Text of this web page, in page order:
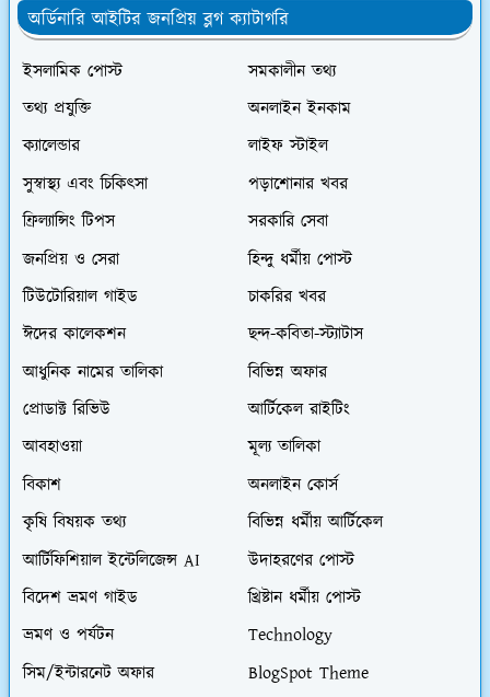
অর্ডিনারি আইটির জনপ্রিয় ব্লগ ক্যাটাগরি
ইসলামিক পোস্ট
সমকালীন তথ্য
তথ্য প্রযুক্তি
অনলাইন ইনকাম
ক্যালেন্ডার
লাইফ স্টাইল
সুস্বাস্থ্য এবং চিকিৎসা
পড়াশোনার খবর
ফ্রিল্যান্সিং টিপস
সরকারি সেবা
জনপ্রিয় ও সেরা
হিন্দু ধর্মীয় পোস্ট
টিউটোরিয়াল গাইড
চাকরির খবর
ঈদের কালেকশন
ছন্দ-কবিতা-স্ট্যাটাস
আধুনিক নামের তালিকা
বিভিন্ন অফার
প্রোডাক্ট রিভিউ
আর্টিকেল রাইটিং
আবহাওয়া
মূল্য তালিকা
বিকাশ
অনলাইন কোর্স
কৃষি বিষয়ক তথ্য
বিভিন্ন ধর্মীয় আর্টিকেল
আর্টিফিশিয়াল ইন্টেলিজেন্স AI
উদাহরণের পোস্ট
বিদেশ ভ্রমণ গাইড
খ্রিষ্টান ধর্মীয় পোস্ট
ভ্রমণ ও পর্যটন
Technology
সিম/ইন্টারনেট অফার
BlogSpot Theme